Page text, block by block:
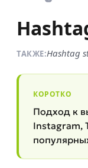
ТАКЖЕ:Hashtag
КОРОТКО
Подход к
Instagram,